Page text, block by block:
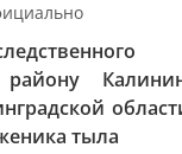
району
тыла